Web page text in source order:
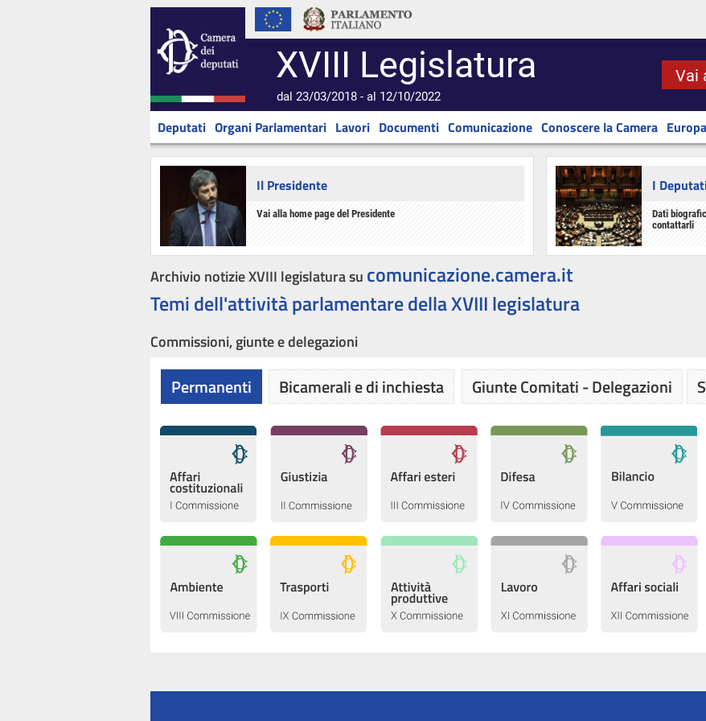
XVIII Legislatura
dal 23/03/2018 - al 12/10/2022
Vai
Deputati Organi Parlamentari Lavori Documenti Comunicazione Conoscere la Camera Europa
Il Presidente
Vai alla home page del Presidente
I
Dati
contattarli
Archivio notizie XVIII legislatura su comunicazione.camera.it
Temi dell'attività parlamentare della XVIII legislatura
Commissioni, giunte e delegazioni
Permanenti Bicamerali e di inchiesta Giunte Comitati - Delegazioni